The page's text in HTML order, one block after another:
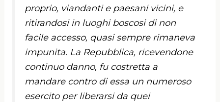
proprio, viandanti e paesani vicini, e
ritirandosi in luoghi boscosi di non
facile accesso, quasi sempre rimaneva
impunita. La Repubblica, ricevendone
continuo danno, fu costretta a
mandare contro di essa un numeroso
esercito per liberarsi da quei